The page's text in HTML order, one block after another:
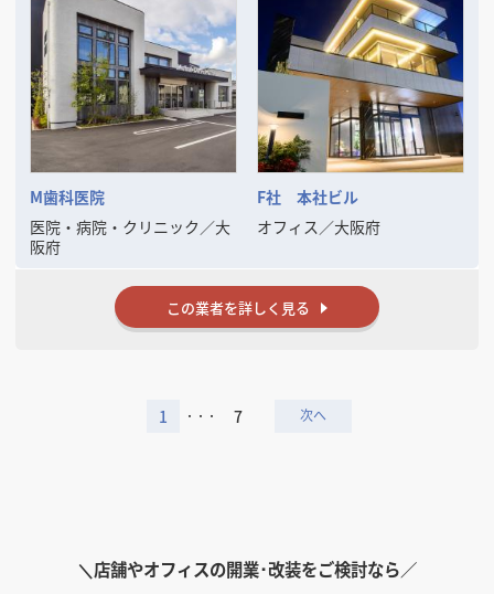
M歯科医院
医院・病院・クリニック ／大
阪府
F社 本社ビル
オフィス ／大阪府
この業者を詳しく見る
1 ・・・ 7
＼店舗やオフィスの開業･改装をご検討なら／